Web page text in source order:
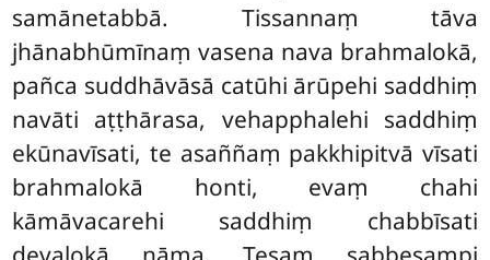
samānetabbā. Tissannaṃ tāva
jhānabhūmīnaṃ vasena nava brahmalokā,
pañca suddhāvāsā catūhi ārūpehi saddhiṃ
navāti aṭṭhārasa, vehapphalehi saddhiṃ
ekūnavīsati, te asaññaṃ pakkhipitvā vīsati
brahmalokā honti, evaṃ chahi
kāmāvacarehi saddhiṃ chabbīsati